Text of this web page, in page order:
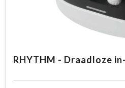
RHYTHM - Draadloze